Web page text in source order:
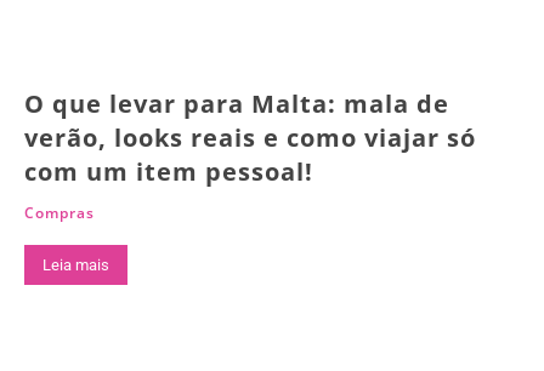
O que levar para Malta: mala de
verão, looks reais e como viajar só
com um item pessoal!
Compras
Leia mais